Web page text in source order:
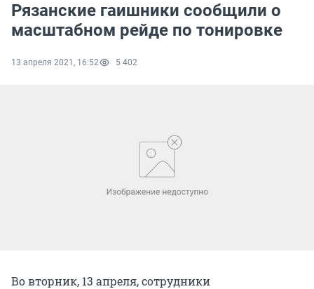
Рязанские гаишники сообщили о
масштабном рейде по тонировке
13 апреля 2021, 16:52 5 402
Во вторник, 13 апреля, сотрудники